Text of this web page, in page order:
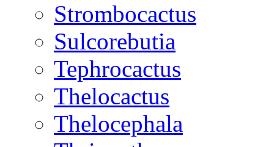
Strombocactus
Sulcorebutia
Tephrocactus
Thelocactus
Thelocephala